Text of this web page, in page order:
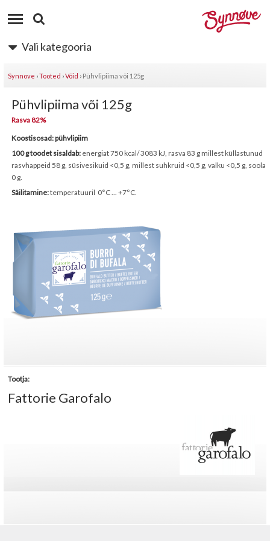
Vali kategooria
Synnove ›Tooted ›Võid › Pühvlipiima või 125g
Pühvlipiima või 125g
Rasva 82%
Koostisosad: pühvlipiim
100 g toodet sisaldab: energiat 750 kcal/ 3083 kJ, rasva 83 g millest küllastunud
rasvhappeid 58 g, süsivesikuid <0,5 g, millest suhkruid <0,5 g, valku <0,5 g, soola
0 g.
Säilitamine:temperatuuril 0°C ... +7°C.
Tootja:
Fattorie Garofalo